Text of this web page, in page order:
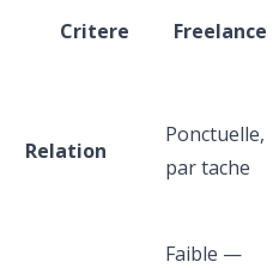
Critere
Freelance
Relation
Ponctuelle,
par tache
Faible —